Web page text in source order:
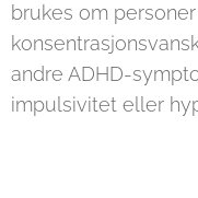
brukes om
andre ADHD-
impulsivitet eller